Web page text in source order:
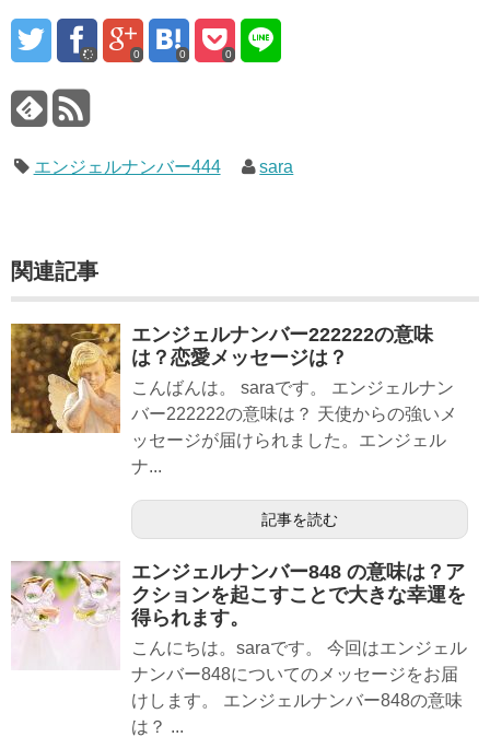
0 0 0
エンジェルナンバー444 sara
関連記事
エンジェルナンバー222222の意味
は？恋愛メッセージは？
こんばんは。 saraです。 エンジェルナン
バー222222の意味は？ 天使からの強いメ
ッセージが届けられました。エンジェル
ナ...
記事を読む
エンジェルナンバー848 の意味は？ア
クションを起こすことで大きな幸運を
得られます。
こんにちは。saraです。 今回はエンジェル
ナンバー848についてのメッセージをお届
けします。 エンジェルナンバー848の意味
は？ ...